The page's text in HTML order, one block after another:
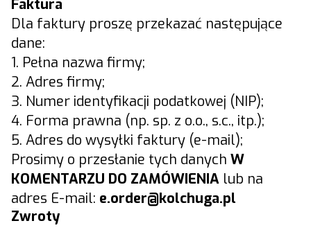
Faktura
Dla faktury proszę przekazać następujące
dane:
1. Pełna nazwa firmy;
2. Adres firmy;
3. Numer identyfikacji podatkowej (NIP);
4. Forma prawna (np. sp. z o.o., s.c., itp.);
5. Adres do wysyłki faktury (e-mail);
Prosimy o przesłanie tych danych W
KOMENTARZU DO ZAMÓWIENIA lub na
adres E-mail: e.order@kolchuga.pl
Zwroty